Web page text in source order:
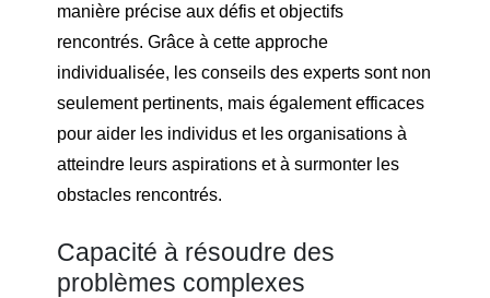
manière précise aux défis et objectifs
rencontrés. Grâce à cette approche
individualisée, les conseils des experts sont non
seulement pertinents, mais également efficaces
pour aider les individus et les organisations à
atteindre leurs aspirations et à surmonter les
obstacles rencontrés.
Capacité à résoudre des
problèmes complexes